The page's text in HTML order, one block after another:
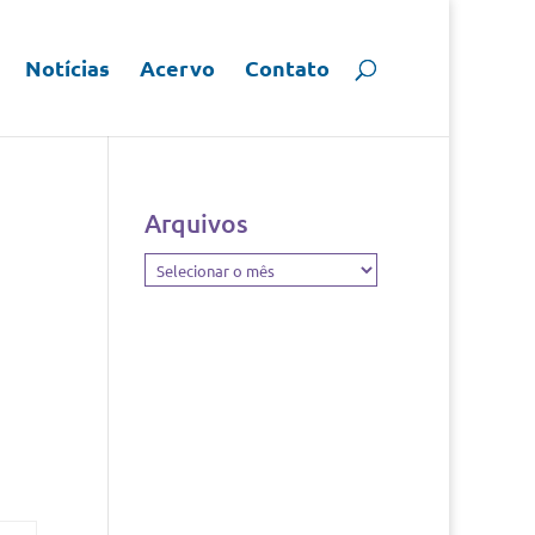
Notícias Acervo Contato
Arquivos
Arquivos